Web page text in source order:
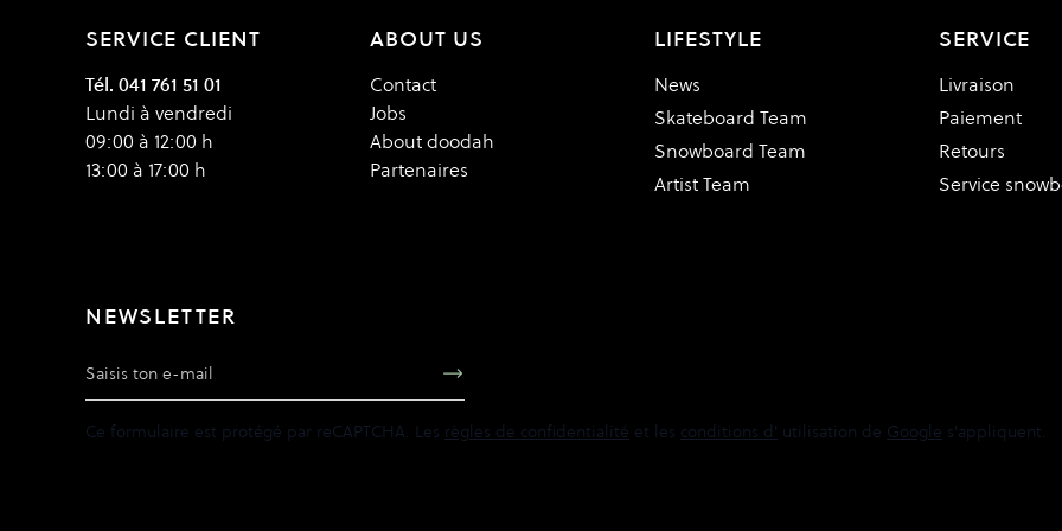
SERVICE CLIENT
Tél. 041 761 51 01
Lundi à vendredi
09:00 à 12:00 h
13:00 à 17:00 h
ABOUT US
Contact
Jobs
About doodah
Partenaires
LIFESTYLE
News
Skateboard Team
Snowboard Team
Artist Team
SERVICE
Livraison
Paiement
Retours
Service
NEWSLETTER
Adresse e-mail
Ce formulaire est protégé par reCAPTCHA. Les règles de confidentialité et les conditions d' utilisation de Google s'appliquent.